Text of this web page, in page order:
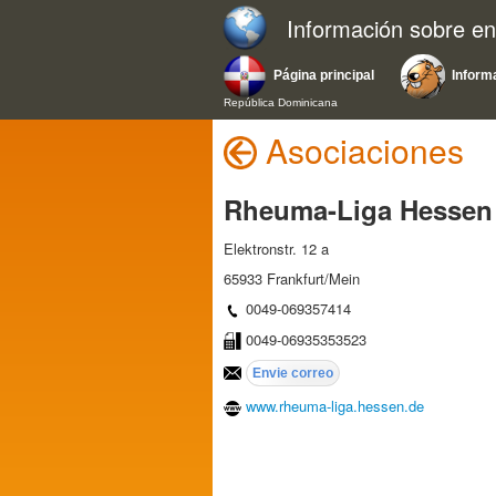
Información sobre
Página principal
República Dominicana
Asociaciones
Rheuma-Liga
Elektronstr. 12 a
65933 Frankfurt/Mein
0049-069357414
0049-06935353523
www.rheuma-liga.hessen.de